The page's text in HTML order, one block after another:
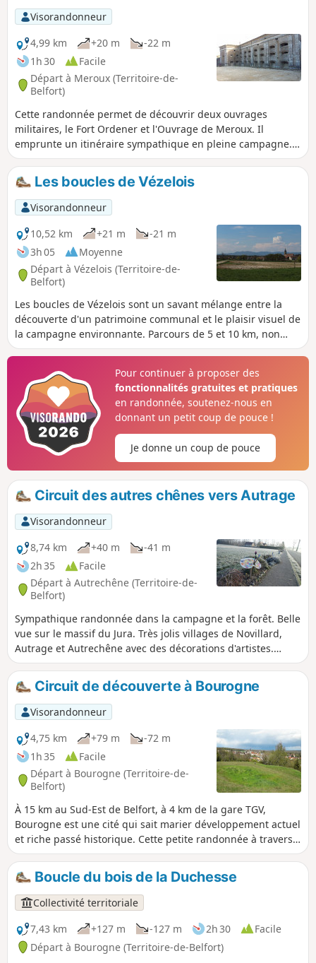
Visorandonneur
4,99 km
+20 m
-22 m
1h 30
Facile
Départ à Meroux (Territoire-de-
Belfort)
Cette randonnée permet de découvrir deux ouvrages
militaires, le Fort Ordener et l'Ouvrage de Meroux. Il
emprunte un itinéraire sympathique en pleine campagne. Il
est balisé par un Disque Rouge.
Les boucles de Vézelois
Visorandonneur
10,52 km
+21 m
-21 m
3h 05
Moyenne
Départ à Vézelois (Territoire-de-
Belfort)
Les boucles de Vézelois sont un savant mélange entre la
découverte d'un patrimoine communal et le plaisir visuel de
la campagne environnante. Parcours de 5 et 10 km, non
balisés.
Pour continuer à proposer des
fonctionnalités gratuites et pratiques
en randonnée, soutenez-nous en
donnant un petit coup de pouce !
Je donne un coup de pouce
Circuit des autres chênes vers Autrage
Visorandonneur
8,74 km
+40 m
-41 m
2h 35
Facile
Départ à Autrechêne (Territoire-de-
Belfort)
Sympathique randonnée dans la campagne et la forêt. Belle
vue sur le massif du Jura. Très jolis villages de Novillard,
Autrage et Autrechêne avec des décorations d'artistes.
Facilement accessible à une dizaine de kilomètres au Sud-
Est de Belfort. Cette randonnée est balisée.
Circuit de découverte à Bourogne
Visorandonneur
4,75 km
+79 m
-72 m
1h 35
Facile
Départ à Bourogne (Territoire-de-
Belfort)
À 15 km au Sud-Est de Belfort, à 4 km de la gare TGV,
Bourogne est une cité qui sait marier développement actuel
et riche passé historique. Cette petite randonnée à travers
le village et la forêt vous permettra de découvrir un riche
passé patrimonial avec plusieurs beaux bâtiments, de
superbes fontaines ainsi que les ruines du château. Des
panneaux descriptifs permettent d'apprécier ces richesses.
Autre particularité du circuit : la source pétrifiante.
Boucle du bois de la Duchesse
Collectivité territoriale
7,43 km
+127 m -127 m 2h 30
Facile
Départ à Bourogne (Territoire-de-Belfort)